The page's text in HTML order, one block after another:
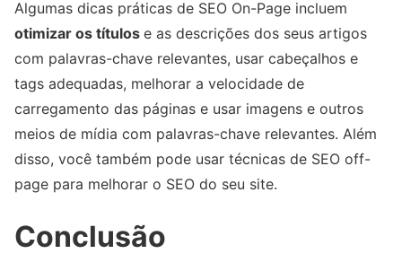
Algumas dicas práticas de SEO On-Page incluem
otimizar os títulos e as descrições dos seus artigos
com palavras-chave relevantes, usar cabeçalhos e
tags adequadas, melhorar a velocidade de
carregamento das páginas e usar imagens e outros
meios de mídia com palavras-chave relevantes. Além
disso, você também pode usar técnicas de SEO off-
page para melhorar o SEO do seu site.
Conclusão